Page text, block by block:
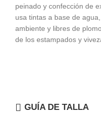
peinado y confección de
usa tintas a base de
ambiente y libres de
de los estampados y
GUÍA DE TALLA